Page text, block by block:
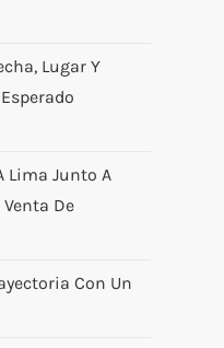
Lugar Y
Lima Junto A
De
Con Un